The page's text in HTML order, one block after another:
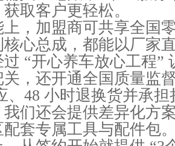
取客户更轻松。
，加盟商可共享全国
核心总成，都能以厂家
“开心养车放心工程”
关，还开通全国质量监
、48 小时退换货并承
我们还会提供差异化方
套专属工具与配件包